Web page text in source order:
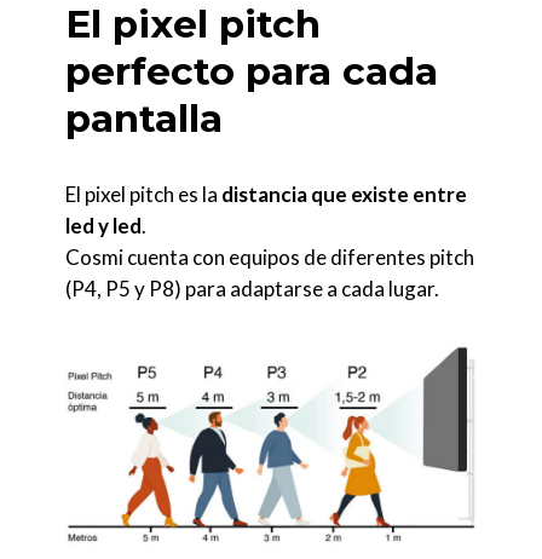
El pixel pitch
perfecto para cada
pantalla
El pixel pitch es la distancia que existe entre
led y led.
Cosmi cuenta con equipos de diferentes pitch
(P4, P5 y P8) para adaptarse a cada lugar.